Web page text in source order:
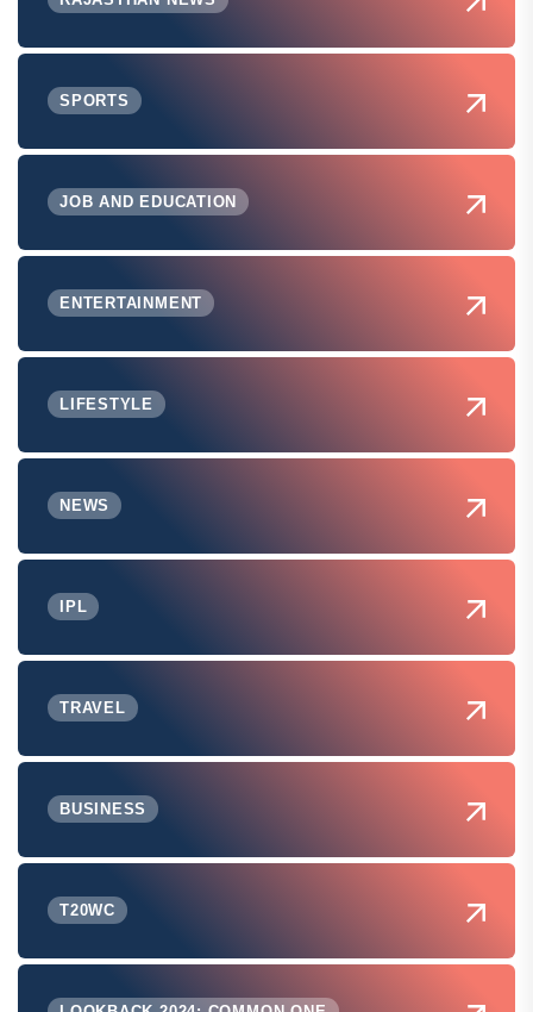
SPORTS
JOB AND EDUCATION
ENTERTAINMENT
LIFESTYLE
NEWS
IPL
TRAVEL
BUSINESS
T20WC